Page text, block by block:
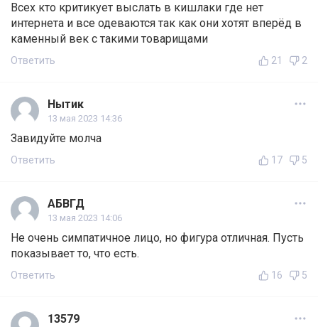
Всех кто критикует выслать в кишлаки где нет
интернета и все одеваются так как они хотят вперёд в
каменный век с такими товарищами
Ответить 21 2
Нытик
13 мая 2023 14:36
Завидуйте молча
Ответить 17 5
АБВГД
13 мая 2023 14:06
Не очень симпатичное лицо, но фигура отличная. Пусть
показывает то, что есть.
Ответить 16 5
13579